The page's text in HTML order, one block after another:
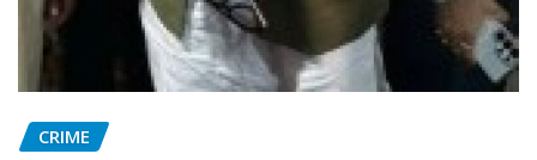
CRIME